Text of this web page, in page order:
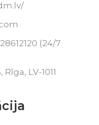
(24/7
LV-1011